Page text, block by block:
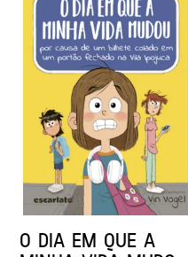
O DIA EM QUE A